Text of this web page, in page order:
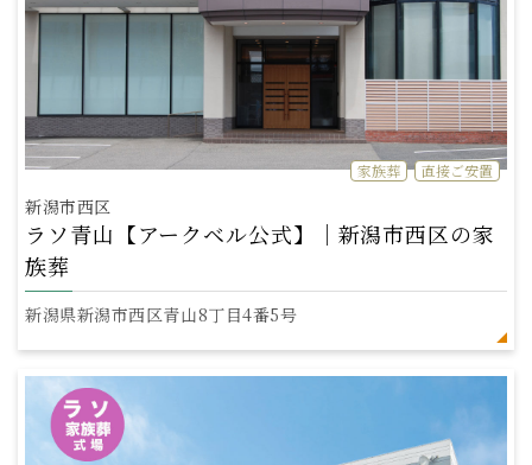
家族葬 直接ご安置
新潟市西区
ラソ青山【アークベル公式】｜新潟市西区の家
族葬
新潟県新潟市西区青山8丁目4番5号